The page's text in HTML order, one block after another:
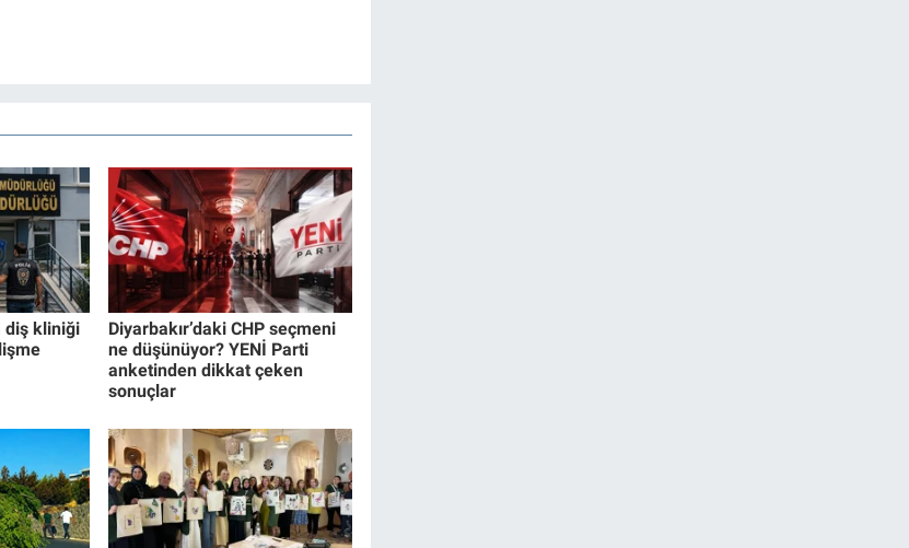
diş kliniği
Diyarbakır’daki CHP seçmeni
ne düşünüyor? YENİ Parti
anketinden dikkat çeken
sonuçlar